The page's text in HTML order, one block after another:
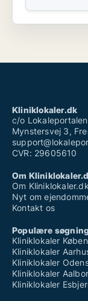
Kliniklokaler.dk
c/o
Mynstersvej 3,
CVR: 29605610
Om
Om Kliniklokaler.dk
Nyt om
Kontakt os
Populære
Kliniklokaler
Kliniklokaler
Kliniklokaler
Kliniklokaler
Kliniklokaler